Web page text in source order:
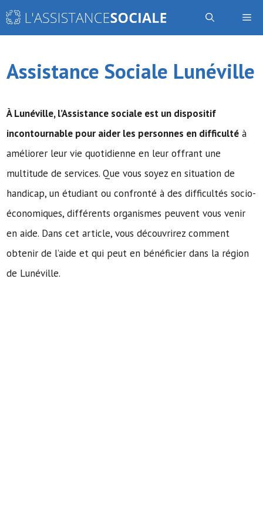
Aller
Assistance Sociale Lunéville
À Lunéville,l’Assistance sociale est un dispositif
incontournable pour aider les personnes en difficulté à
améliorer leur vie quotidienne en leur offrant une
multitude de services. Que vous soyez en situation de
handicap, un étudiant ou confronté à des difficultés socio-
économiques, différents organismes peuvent vous venir
en aide. Dans cet article, vous découvrirez comment
obtenir de l’aide et qui peut en bénéficier dans la région
de Lunéville.